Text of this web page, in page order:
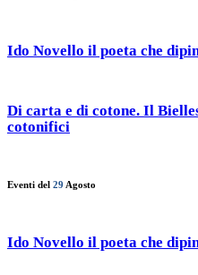
Ido Novello il poeta che
Di carta e di cotone. Il
cotonifici
Eventi del 29 Agosto
Ido Novello il poeta che